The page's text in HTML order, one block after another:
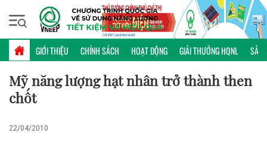
GIỚI THIỆU CHÍNH SÁCH HOẠT ĐỘNG GIẢI THƯỞNG HQNL SẢN
Thứ bảy, 08/08/2026 | 16:15 GMT+7
PHỔ BIẾN KIẾN THỨC
Mỹ năng lượng hạt nhân trở thành then
chốt
22/04/2010